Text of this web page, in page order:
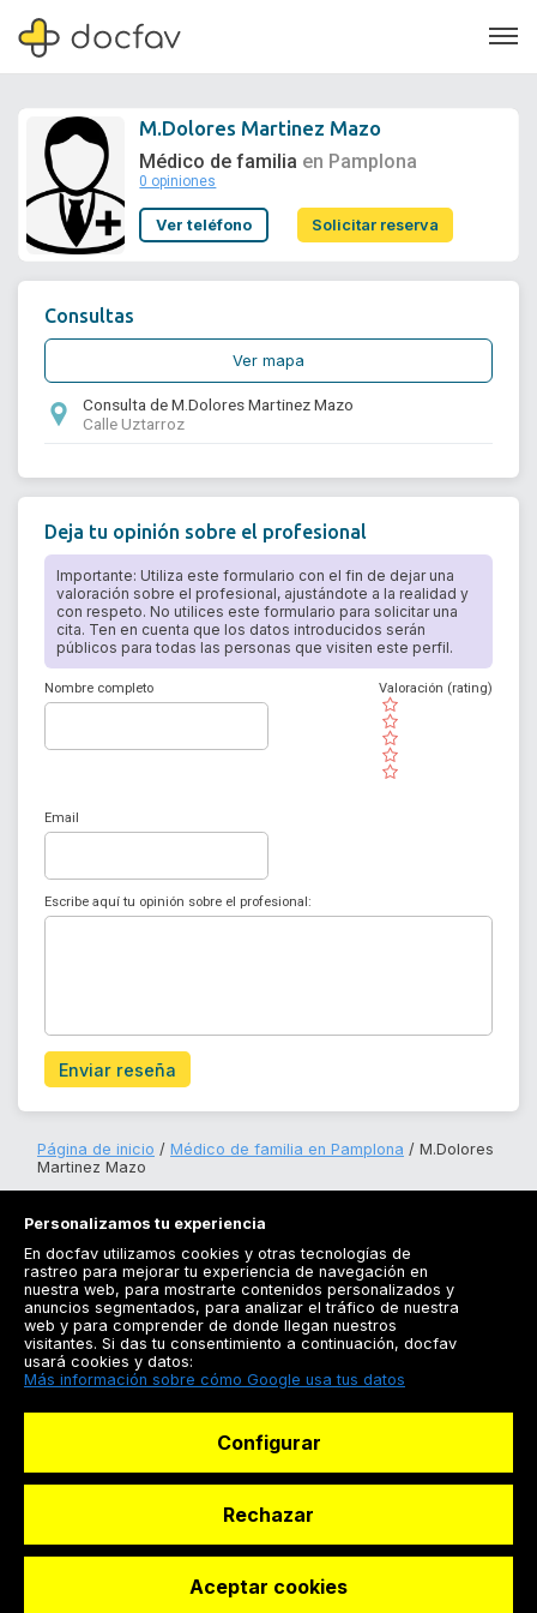
Soporte
M.Dolores Martinez Mazo
Médico de familia en Pamplona
0 opiniones
Ver teléfono Solicitar reserva
Consultas
Ver mapa
Consulta de M.Dolores Martinez Mazo
Calle Uztarroz
Deja tu opinión sobre el profesional
Importante: Utiliza este formulario con el fin de dejar una
valoración sobre el profesional, ajustándote a la realidad y
con respeto. No utilices este formulario para solicitar una
cita. Ten en cuenta que los datos introducidos serán
públicos para todas las personas que visiten este perfil.
Nombre completo
( )
( )
( )
( )
( )
Valoración (rating)
Email
Escribe aquí tu opinión sobre el profesional:
Enviar reseña
Página de inicio Médico de familia en Pamplona
M.Dolores
Martinez Mazo
Registrarse
Docfav
© Dashboard Technologies S.L
Personalizamos tu experiencia
En docfav utilizamos cookies y otras tecnologías de
rastreo para mejorar tu experiencia de navegación en
nuestra web, para mostrarte contenidos personalizados y
anuncios segmentados, para analizar el tráfico de nuestra
web y para comprender de donde llegan nuestros
visitantes. Si das tu consentimiento a continuación, docfav
usará cookies y datos:
Más información sobre cómo Google usa tus datos
Configurar
Rechazar
Aceptar cookies